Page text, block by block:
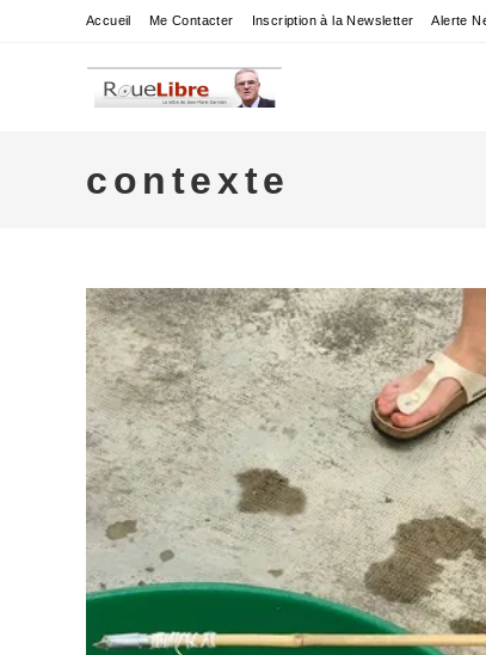
Accueil Me Contacter Inscription à la Newsletter Alerte
contexte